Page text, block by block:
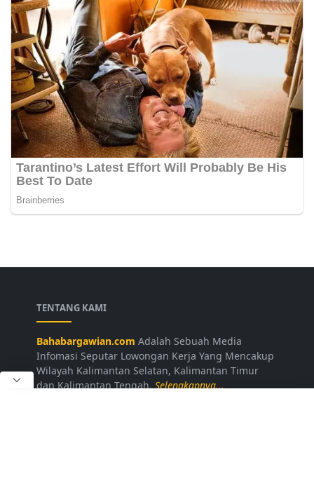
TENTANG KAMI
Bahabargawian.com Adalah Sebuah Media
Infomasi Seputar Lowongan Kerja Yang Mencakup
Wilayah Kalimantan Selatan, Kalimantan Timur
dan Kalimantan Tengah.Selengkapnya...